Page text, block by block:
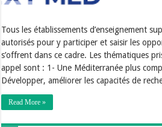
Tous les établissements d’enseignement
autorisés pour y participer et saisir les
s’offrent dans ce cadre. Les thématiques
appel sont : 1- Une Méditerranée plus
Développer, améliorer les capacités de
Read More »